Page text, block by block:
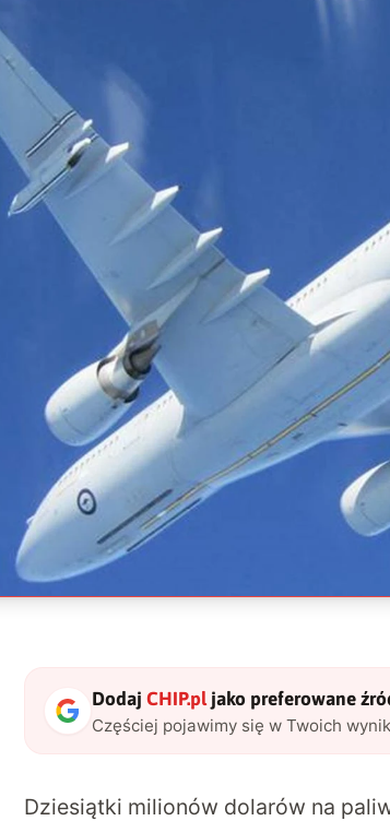
Dodaj CHIP.pljako preferowane
Częściej pojawimy się w Twoich
Dziesiątki milionów dolarów na